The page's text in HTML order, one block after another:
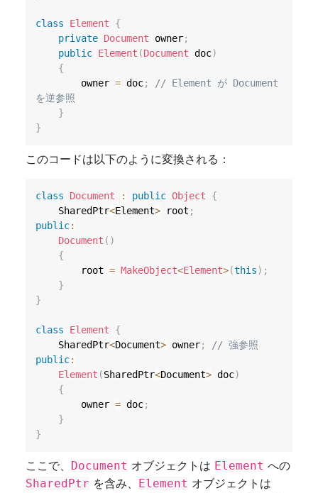
class Element
{
private Document owner;
public Element (Document doc)
{
        owner
= doc;
// Element が Document
を逆参照
}
}
このコードは以下のように変換される：
class Document : public Object
{
    SharedPtr
<Element> root ;
public:
Document ( )
{
        root
= MakeObject<Element>(this) ;
}
}
class Element
{
    SharedPtr
<Document> owner;
// 強参照
public:
Element (SharedPtr<Document> doc)
{
        owner
= doc;
}
}
ここで、 Document オブジェクトは Element への
SharedPtr を含み、 Element オブジェクトは